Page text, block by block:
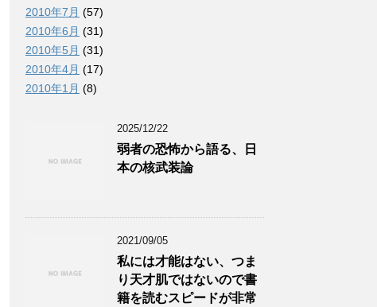
2010年7月 (57)
2010年6月 (31)
2010年5月 (31)
2010年4月 (17)
2010年1月 (8)
2025/12/22
弱者の恐怖から語る、日
本の核武装論
2021/09/05
私には才能はない、つま
り天才肌ではないので書
籍を読むスピードが非常